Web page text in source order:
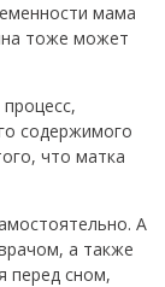
мама
тоже может
содержимого
что матка
А
а также
перед сном,